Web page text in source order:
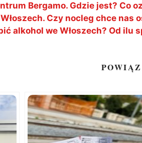
Bergamo. Gdzie jest? Co
Czy nocleg chce nas
alkohol we Włoszech? Od ilu